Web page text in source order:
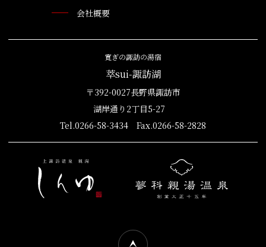
会社概要
寛ぎの諏訪の湯宿
萃sui-諏訪湖
〒392-0027長野県諏訪市
湖岸通り2丁目5-27
Tel.0266-58-3434 Fax.0266-58-2828